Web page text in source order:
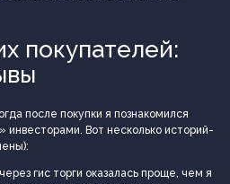
покупателей:
после покупки я познакомился
инвесторами. Вот несколько историй-
гис торги оказалась проще, чем я